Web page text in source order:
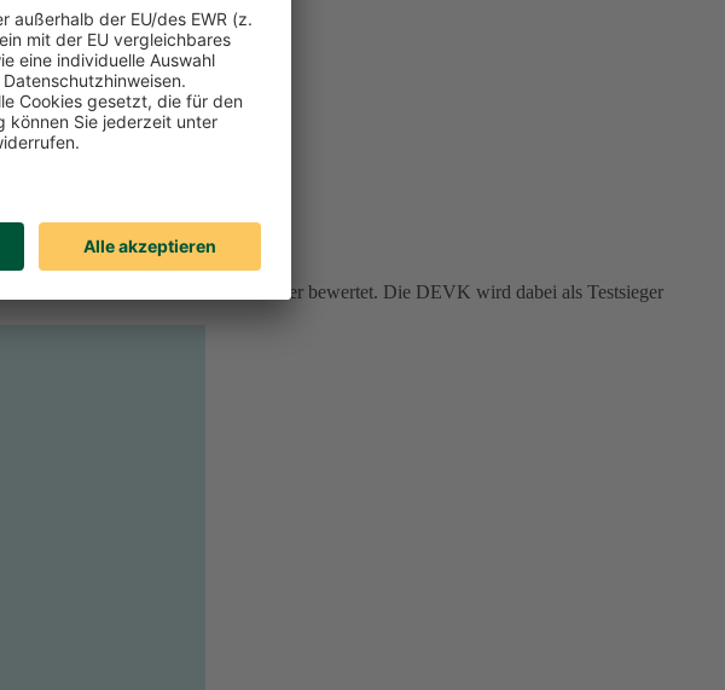
deutscher Serviceversicherer bewertet. Die DEVK wird dabei als Testsieger